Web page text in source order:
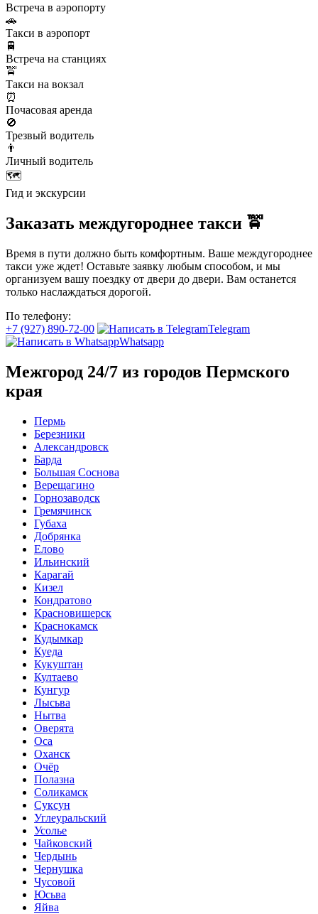
Встреча в аэропорту
🚗
Такси в аэропорт
🚆
Встреча на станциях
🚖
Такси на вокзал
⏰
Почасовая аренда
🚫
Трезвый водитель
👨
Личный водитель
🗺️
Гид и экскурсии
Заказать междугороднее такси 🚖
Время в пути должно быть комфортным. Ваше междугороднее
такси уже ждет! Оставьте заявку любым способом, и мы
организуем вашу поездку от двери до двери. Вам останется
только наслаждаться дорогой.
По телефону:
+7 (927) 890-72-00
Telegram
Whatsapp
Межгород 24/7 из городов Пермского
края
Пермь
Березники
Александровск
Барда
Большая Соснова
Верещагино
Горнозаводск
Гремячинск
Губаха
Добрянка
Елово
Ильинский
Карагай
Кизел
Кондратово
Красновишерск
Краснокамск
Кудымкар
Куеда
Кукуштан
Култаево
Кунгур
Лысьва
Нытва
Оверята
Оса
Оханск
Очёр
Полазна
Соликамск
Суксун
Углеуральский
Усолье
Чайковский
Чердынь
Чернушка
Чусовой
Юсьва
Яйва